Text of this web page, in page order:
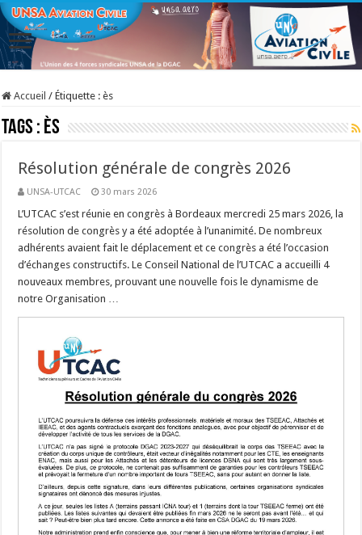
Accueil / Étiquette :ès
Tags : ès
Résolution générale de congrès 2026
UNSA-UTCAC 30 mars 2026
L’UTCAC s’est réunie en congrès à Bordeaux mercredi 25 mars 2026, la
résolution de congrès y a été adoptée à l’unanimité. De nombreux
adhérents avaient fait le déplacement et ce congrès a été l’occasion
d’échanges constructifs. Le Conseil National de l’UTCAC a accueilli 4
nouveaux membres, prouvant une nouvelle fois le dynamisme de
notre Organisation …